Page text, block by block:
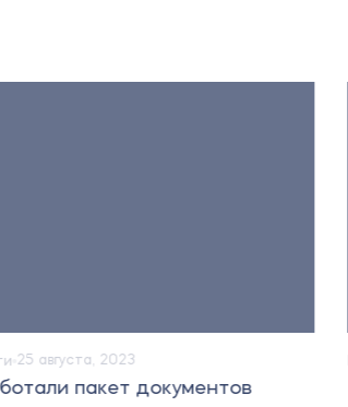
25 августа, 2023
пакет документов